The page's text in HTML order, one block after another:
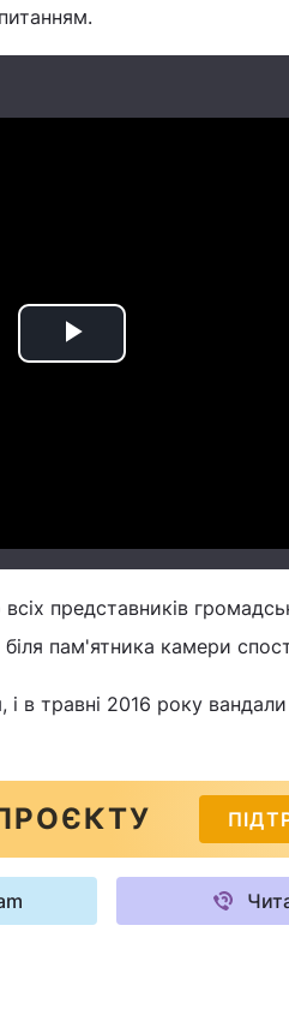
Play
представників
пам'ятника камери
і в травні 2016 року